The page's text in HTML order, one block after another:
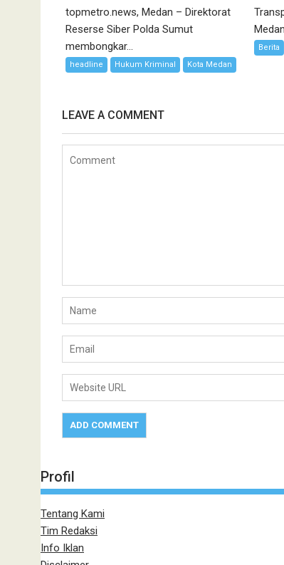
topmetro.news, Medan – Direktorat
Reserse Siber Polda Sumut
membongkar...
headline Hukum Kriminal Kota Medan
Berita
LEAVE A COMMENT
Profil
Tentang Kami
Tim Redaksi
Info Iklan